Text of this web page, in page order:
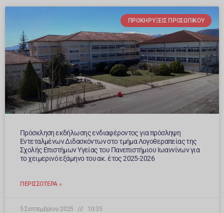
ΠΡΟΚΗΡΎΞΕΙΣ ΠΡΟΣΩΠΙΚΟΎ
Πρόσκληση εκδήλωσης ενδιαφέροντος για πρόσληψη
Εντεταλμένων Διδασκόντων στο τμήμα Λογοθεραπείας της
Σχολής Επιστήμων Υγείας του Πανεπιστήμιου Ιωαννίνων για
το χειμερινό εξάμηνο του ακ. έτος 2025-2026
ΠΕΡΙΣΣΌΤΕΡΑ »
5 Σεπτεμβρίου 2025 10:35